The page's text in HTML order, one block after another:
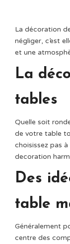
La décoration
négliger, c’est
et une
La
tables
Quelle soit
de votre table
choisissez pas
decoration
Des
table
Généralement
centre des